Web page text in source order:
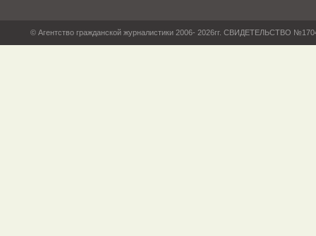
© Агентство гражданской журналистики 2006- 2026гг. СВИДЕТЕЛЬСТВО